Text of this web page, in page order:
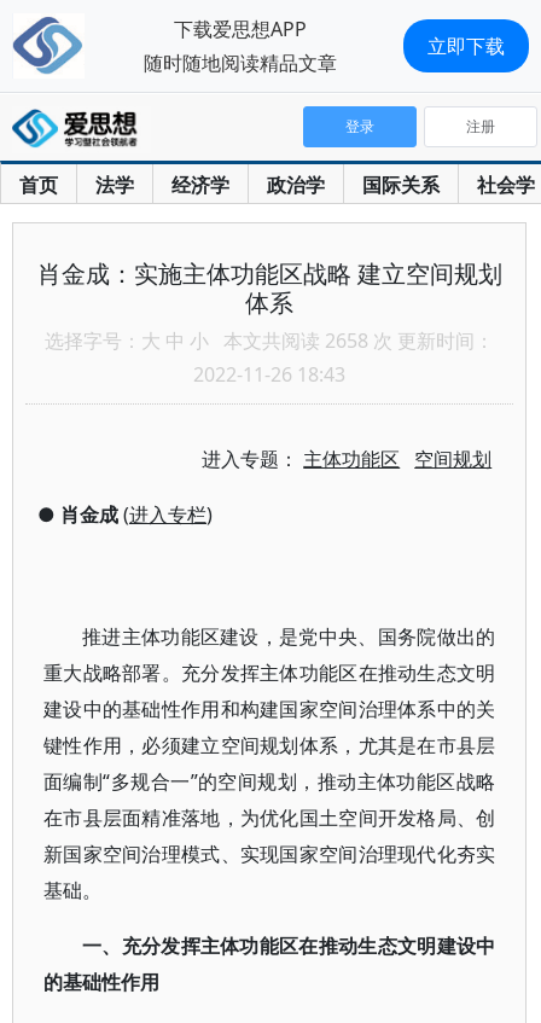
首页 法学 经济学 政治学 国际关系 社会学
登录 注册
肖金成：实施主体功能区战略 建立空间规划
体系
选择字号： 大 中 小 本文共阅读 2658 次 更新时间：
2022-11-26 18:43
进入专题： 主体功能区 空间规划
● 肖金成(进入专栏)
推进主体功能区建设，是党中央、国务院做出的
重大战略部署。充分发挥主体功能区在推动生态文明
建设中的基础性作用和构建国家空间治理体系中的关
键性作用，必须建立空间规划体系，尤其是在市县层
面编制“多规合一”的空间规划，推动主体功能区战略
在市县层面精准落地，为优化国土空间开发格局、创
新国家空间治理模式、实现国家空间治理现代化夯实
基础。
一、充分发挥主体功能区在推动生态文明建设中
的基础性作用
下载爱思想APP
随时随地阅读精品文章
立即下载